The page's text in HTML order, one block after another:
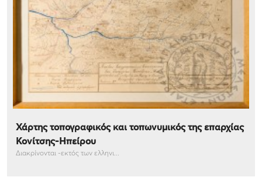
Χάρτης τοπογραφικός και τοπωνυμικός της επαρχίας
Κονίτσης-Ηπείρου
Διακρίνονται -εκτός των ελληνι...